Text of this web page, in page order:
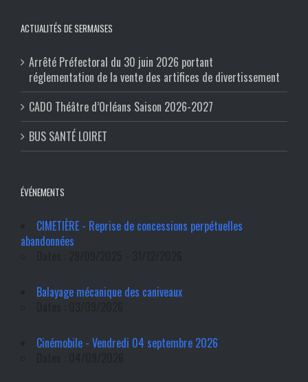
ACTUALITÉS DE SERMAISES
Arrêté Préfectoral du 30 juin 2026 portant
réglementation de la vente des artifices de divertissement
CADO Théâtre d’Orléans Saison 2026-2027
BUS SANTÉ LOIRET
ÉVÉNEMENTS
CIMETIÈRE - Reprise de concessions perpétuelles
abandonnées
Balayage mécanique des caniveaux
Cinémobile - Vendredi 04 septembre 2026